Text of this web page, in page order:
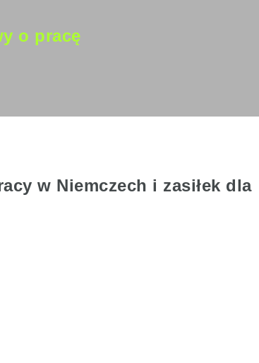
o pracę
w Niemczech i zasiłek dla